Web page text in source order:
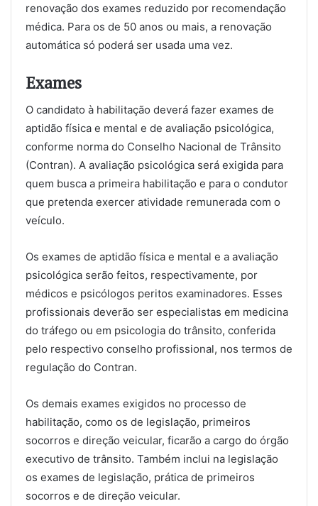
renovação dos exames reduzido por recomendação
médica. Para os de 50 anos ou mais, a renovação
automática só poderá ser usada uma vez.
Exames
O candidato à habilitação deverá fazer exames de
aptidão física e mental e de avaliação psicológica,
conforme norma do Conselho Nacional de Trânsito
(Contran). A avaliação psicológica será exigida para
quem busca a primeira habilitação e para o condutor
que pretenda exercer atividade remunerada com o
veículo.
Os exames de aptidão física e mental e a avaliação
psicológica serão feitos, respectivamente, por
médicos e psicólogos peritos examinadores. Esses
profissionais deverão ser especialistas em medicina
do tráfego ou em psicologia do trânsito, conferida
pelo respectivo conselho profissional, nos termos de
regulação do Contran.
Os demais exames exigidos no processo de
habilitação, como os de legislação, primeiros
socorros e direção veicular, ficarão a cargo do órgão
executivo de trânsito. Também inclui na legislação
os exames de legislação, prática de primeiros
socorros e de direção veicular.